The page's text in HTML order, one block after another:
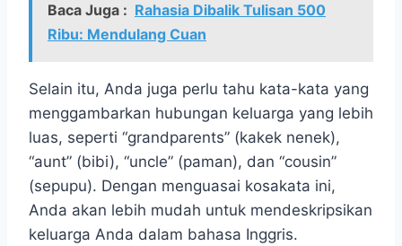
Baca Juga : Rahasia Dibalik Tulisan 500
Ribu: Mendulang Cuan
Selain itu, Anda juga perlu tahu kata-kata yang
menggambarkan hubungan keluarga yang lebih
luas, seperti “grandparents” (kakek nenek),
“aunt” (bibi), “uncle” (paman), dan “cousin”
(sepupu). Dengan menguasai kosakata ini,
Anda akan lebih mudah untuk mendeskripsikan
keluarga Anda dalam bahasa Inggris.